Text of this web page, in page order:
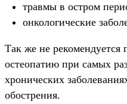
травмы в остром
онкологические
Так же не рекомендуется
остеопатию при самых
хронических
обострения.